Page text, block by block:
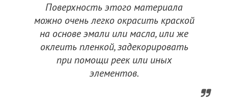
Поверхность этого материала
можно очень легко окрасить краской
на основе эмали или масла, или же
оклеить пленкой, задекорировать
при помощи реек или иных
элементов.